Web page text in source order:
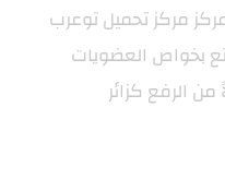
مركز تحميل توعرب
بخواص العضويات
الرفع كزائر